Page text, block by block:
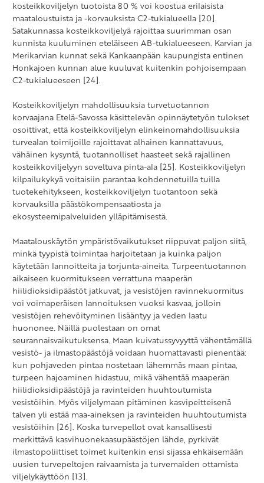
kosteikkoviljelyn tuotoista 80 % voi koostua erilaisista
maataloustuista ja -korvauksista C2-tukialueella [20].
Satakunnassa kosteikkoviljelyä rajoittaa suurimman osan
kunnista kuuluminen eteläiseen AB-tukialueeseen. Karvian ja
Merikarvian kunnat sekä Kankaanpään kaupungista entinen
Honkajoen kunnan alue kuuluvat kuitenkin pohjoisempaan
C2-tukialueeseen [24].
Kosteikkoviljelyn mahdollisuuksia turvetuotannon
korvaajana Etelä-Savossa käsittelevän opinnäytetyön tulokset
osoittivat, että kosteikkoviljelyn elinkeinomahdollisuuksia
turvealan toimijoille rajoittavat alhainen kannattavuus,
vähäinen kysyntä, tuotannolliset haasteet sekä rajallinen
kosteikkoviljelyyn soveltuva pinta-ala [25]. Kosteikkoviljelyn
kilpailukykyä voitaisiin parantaa kohdennetuilla tuilla
tuotekehitykseen, kosteikkoviljelyn tuotantoon sekä
korvauksilla päästökompensaatiosta ja
ekosysteemipalveluiden ylläpitämisestä.
Maatalouskäytön ympäristövaikutukset riippuvat paljon siitä,
minkä tyypistä toimintaa harjoitetaan ja kuinka paljon
käytetään lannoitteita ja torjunta-aineita. Turpeentuotannon
aikaiseen kuormitukseen verrattuna maaperän
hiilidioksidipäästöt jatkuvat, ja vesistöjen ravinnekuormitus
voi voimaperäisen lannoituksen vuoksi kasvaa, jolloin
vesistöjen rehevöityminen lisääntyy ja veden laatu
huononee. Näillä puolestaan on omat
seurannaisvaikutuksensa. Maan kuivatussyvyyttä vähentämällä
vesistö- ja ilmastopäästöjä voidaan huomattavasti pienentää:
kun pohjaveden pintaa nostetaan lähemmäs maan pintaa,
turpeen hajoaminen hidastuu, mikä vähentää maaperän
hiilidioksidipäästöjä ja ravinteiden huuhtoutumista
vesistöihin. Myös viljelymaan pitäminen kasvipeitteisenä
talven yli estää maa-aineksen ja ravinteiden huuhtoutumista
vesistöihin [26]. Koska turvepellot ovat kansallisesti
merkittävä kasvihuonekaasupäästöjen lähde, pyrkivät
ilmastopoliittiset toimet kuitenkin ensi sijassa ehkäisemään
uusien turvepeltojen raivaamista ja turvemaiden ottamista
viljelykäyttöön [13].